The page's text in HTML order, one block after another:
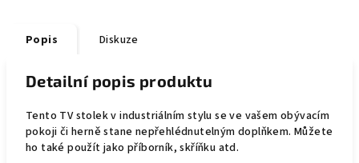
Popis Diskuze
Detailní popis produktu
Tento TV stolek v industriálním stylu se ve vašem obývacím
pokoji či herně stane nepřehlédnutelným doplňkem. Můžete
ho také použít jako příborník, skříňku atd.